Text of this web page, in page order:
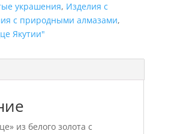
украшения, Изделия с
с природными алмазами,
Якутии"
из белого золота с